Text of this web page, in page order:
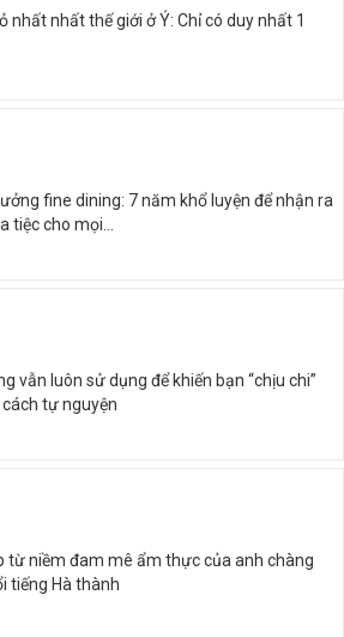
nhất nhất thế giới ở Ý: Chỉ có duy nhất 1
fine dining: 7 năm khổ luyện để nhận ra
tiệc cho mọi...
vẫn luôn sử dụng để khiến bạn “chịu chi”
tự nguyện
từ niềm đam mê ẩm thực của anh chàng
tiếng Hà thành